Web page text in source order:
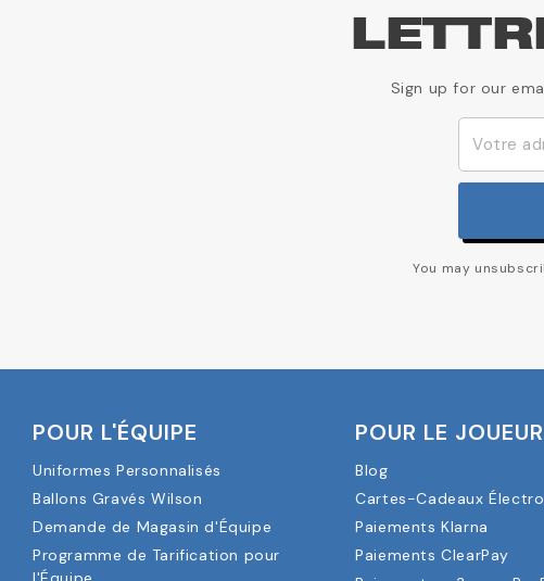
Sign up for our
You may
POUR L'ÉQUIPE
Uniformes Personnalisés
Ballons Gravés Wilson
Demande de Magasin d'Équipe
Programme de Tarification pour
POUR LE JOUEUR
Blog
Cartes-Cadeaux
Paiements Klarna
Paiements ClearPay